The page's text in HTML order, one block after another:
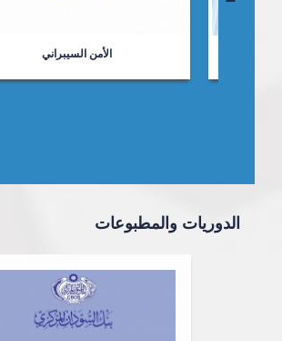
الأمن السيبراني
الدوريات والمطبوعات